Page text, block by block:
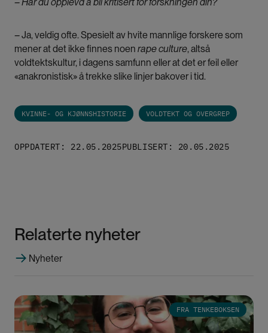
– Har du opplevd å bli kritisert for forskningen din?
–Ja, veldig ofte. Spesielt av hvite mannlige forskere som
mener at det ikke finnes noen rape culture, altså
voldtektskultur, i dagens samfunn eller at det er feil eller
«anakronistisk» å trekke slike linjer bakover i tid.
KVINNE- OG KJØNNSHISTORIE VOLDTEKT OG OVERGREP
OPPDATERT: 22.05.2025PUBLISERT: 20.05.2025
Relaterte nyheter
Nyheter
Bilde
FRA TENKEBOKSEN